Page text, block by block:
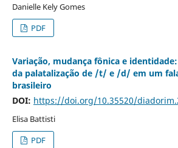
Danielle Kely Gomes
PDF
Variação, mudança fônica e
da palatalização de /t/ e /d/ em um
brasileiro
DOI: https://doi.org/10.35520/
Elisa Battisti
PDF